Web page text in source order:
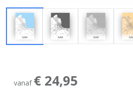
vanaf € 24,95